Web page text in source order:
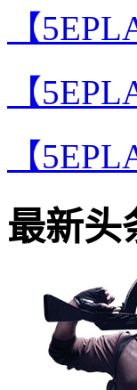
【
【
【
最新头